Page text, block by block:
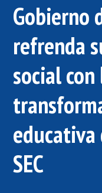
Gobierno
refrenda
social
educativa
SEC